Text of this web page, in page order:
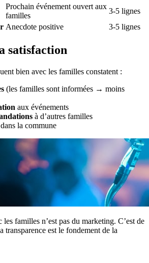
Prochain événement ouvert aux
familles
3-5 lignes
Anecdote positive 3-5 lignes
satisfaction
bien avec les familles constatent :
(les familles sont informées → moins
aux événements
à d’autres familles
dans la commune
familles n’est pas du marketing. C’est de
transparence est le fondement de la